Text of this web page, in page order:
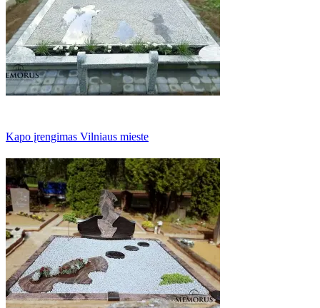
Kapo įrengimas Vilniaus mieste